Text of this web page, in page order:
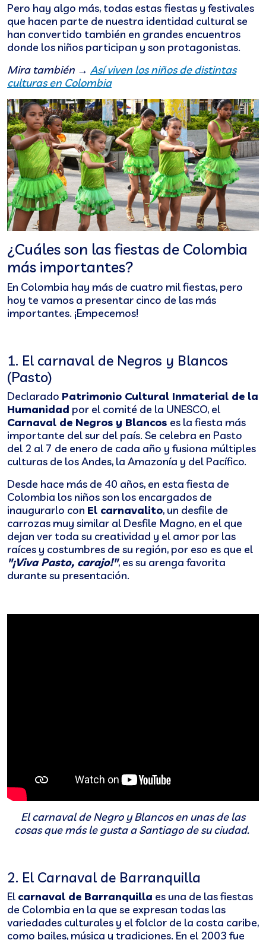
Pero hay algo más, todas estas fiestas y festivales
que hacen parte de nuestra identidad cultural se
han convertido también en grandes encuentros
donde los niños participan y son protagonistas.
Mira también → Así viven los niños de distintas
culturas en Colombia
¿Cuáles son las fiestas de Colombia
más importantes?
En Colombia hay más de cuatro mil fiestas, pero
hoy te vamos a presentar cinco de las más
importantes. ¡Empecemos!
1. El carnaval de Negros y Blancos
(Pasto)
Declarado Patrimonio Cultural Inmaterial de la
Humanidad por el comité de la UNESCO, el
Carnaval de Negros y Blancos es la fiesta más
importante del sur del país. Se celebra en Pasto
del 2 al 7 de enero de cada año y fusiona múltiples
culturas de los Andes, la Amazonía y del Pacífico.
Desde hace más de 40 años, en esta fiesta de
Colombia los niños son los encargados de
inaugurarlo con El carnavalito, un desfile de
carrozas muy similar al Desfile Magno, en el que
dejan ver toda su creatividad y el amor por las
raíces y costumbres de su región, por eso es que el
"¡Viva Pasto, carajo!", es su arenga favorita
durante su presentación.
El carnaval de Negro y Blancos en unas de las
cosas que más le gusta a Santiago de su ciudad.
2. El Carnaval de Barranquilla
El carnaval de Barranquilla es una de las fiestas
de Colombia en la que se expresan todas las
variedades culturales y el folclor de la costa caribe,
como bailes, música y tradiciones. En el 2003 fue